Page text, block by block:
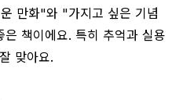
만화"와 "가지고 싶은 기념
책이에요. 특히 추억과 실용
맞아요.